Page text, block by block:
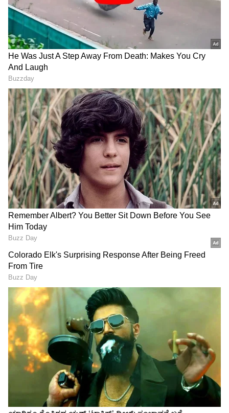
Image Credit :
ಸೂಚನೆ ಕಡೆಗಣನೆ
ಹೃದಯಕ್ಕೆ ಸಂಬಂಧಿಸಿದಂತೆ ತೊಂದರೆ ಬಂದಾಗ, ಕೆಲವೊಂದು
ಸೂಚನೆಯನ್ನು ದೇಹ ನೀಡುತ್ತದೆ. ಅದು ಕೊನೆಯ
ಎಚ್ಚರಿಕೆಯಾಗಿರುತ್ತದೆ. ಇಂಥ ಸಂದರ್ಭದಲ್ಲಿ ಸ್ವಲ್ಪ ಎಡವಿದರೂ
ಪ್ರಾಣವೇ ಹೋಗುತ್ತದೆ ಎನ್ನುತ್ತಾರೆ ವೈದ್ಯರು. ದಿಲೀಪ್​ ರಾಜ್​
(Dileep Raj) ವಿಷ್ಯದಲ್ಲಿಯೂ ಹಾಗೆಯೇ ಆಯ್ತಾ ಎನ್ನುವ
ಪ್ರಶ್ನೆಯನ್ನು ಅವರ ಆಪ್ತ ವಲಯಗಳು ಕೇಳುತ್ತಿವೆ.
Related Articles
Actor Dileep Raj Death:‌ ದಿಲೀಪ್‌ ರಾಜ್... ನಿಮ್ಮ